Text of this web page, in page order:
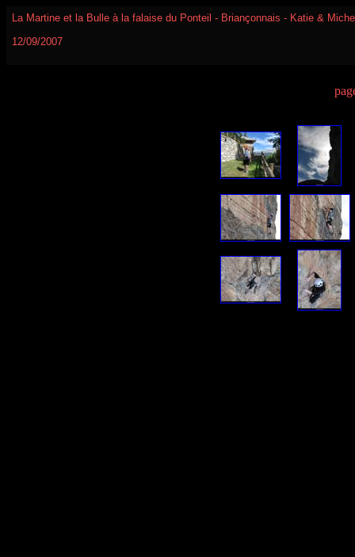
La Martine et la Bulle à la falaise du Ponteil - Briançonnais - Katie &
12/09/2007